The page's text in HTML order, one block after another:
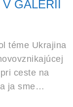
GALÉRII
téme Ukrajina
ceste na
ja sme…